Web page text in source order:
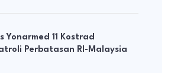
Yonarmed 11 Kostrad
Perbatasan RI-Malaysia